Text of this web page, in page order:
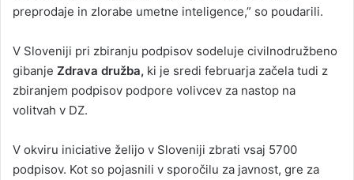
preprodaje in zlorabe umetne inteligence,” so poudarili.
V Sloveniji pri zbiranju podpisov sodeluje civilnodružbeno
gibanje Zdrava družba, ki je sredi februarja začela tudi z
zbiranjem podpisov podpore volivcev za nastop na
volitvah v DZ.
V okviru iniciative želijo v Sloveniji zbrati vsaj 5700
podpisov. Kot so pojasnili v sporočilu za javnost, gre za